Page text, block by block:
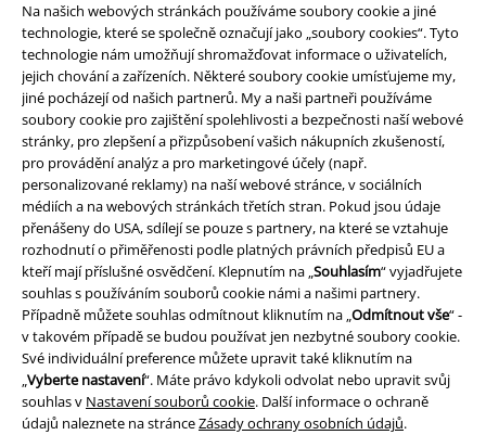
Na našich webových stránkách používáme soubory cookie a jiné
technologie, které se společně označují jako „soubory cookies“. Tyto
technologie nám umožňují shromažďovat informace o uživatelích,
jejich chování a zařízeních. Některé soubory cookie umísťujeme my,
jiné pocházejí od našich partnerů. My a naši partneři používáme
soubory cookie pro zajištění spolehlivosti a bezpečnosti naší webové
stránky, pro zlepšení a přizpůsobení vašich nákupních zkušeností,
pro provádění analýz a pro marketingové účely (např.
personalizované reklamy) na naší webové stránce, v sociálních
médiích a na webových stránkách třetích stran. Pokud jsou údaje
přenášeny do USA, sdílejí se pouze s partnery, na které se vztahuje
rozhodnutí o přiměřenosti podle platných právních předpisů EU a
kteří mají příslušné osvědčení. Klepnutím na „Souhlasím“ vyjadřujete
souhlas s používáním souborů cookie námi a našimi partnery.
Případně můžete souhlas odmítnout kliknutím na „Odmítnout vše“ -
v takovém případě se budou používat jen nezbytné soubory cookie.
Své individuální preference můžete upravit také kliknutím na
„Vyberte nastavení“. Máte právo kdykoli odvolat nebo upravit svůj
souhlas v Nastavení souborů cookie. Další informace o ochraně
údajů naleznete na stránceZásady ochrany osobních údajů.
Právní informace
Podmínky
Prohlášení
Ochrana osobních údajů
Likvidace odpadu a ochrana životního prostředí
Prohlášení o shodě
Informace o přístupnosti
Nastavení souborů cookie